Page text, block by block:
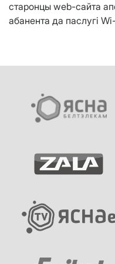
старонцы web-сайта
абанента да паслугі